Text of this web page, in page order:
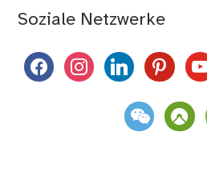
Soziale Netzwerke
facebookinstagramlinkedinpinterest
weixin